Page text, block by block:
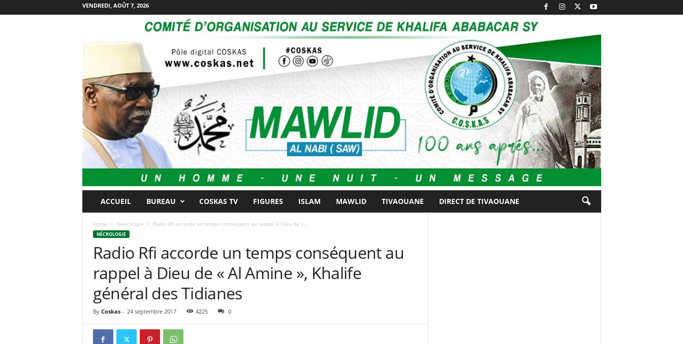
VENDREDI, AOÛT 7, 2026
ACCUEIL BUREAU COSKAS TV FIGURES ISLAM MAWLID TIVAOUANE DIRECT DE TIVAOUANE
Home Nécrologie Radio Rfi accorde un temps conséquent au rappel à Dieu de «...
NÉCROLOGIE
Radio Rfi accorde un temps conséquent au
rappel à Dieu de « Al Amine », Khalife
général des Tidianes
By Coskas- 24 septembre 2017 4225 0